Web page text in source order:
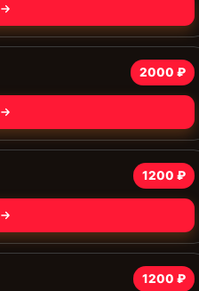
2000 ₽
1200 ₽
1200 ₽